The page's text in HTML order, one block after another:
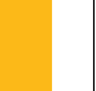
(hvid)